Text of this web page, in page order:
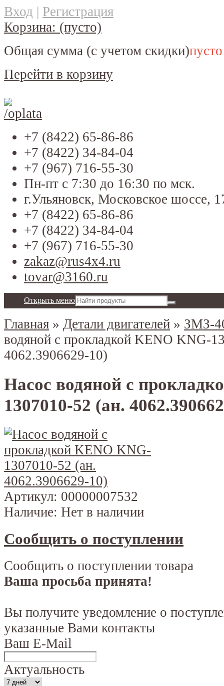
Вход | Регистрация
Корзина: (пусто)
Общая сумма (с учетом скидки)пусто
Перейти в корзину
+7 (8422) 65-86-86
+7 (8422) 34-84-04
+7 (967) 716-55-30
Пн-пт с 7:30 до 16:30 по мск.
г.Ульяновск, Московское шоссе,
+7 (8422) 65-86-86
+7 (8422) 34-84-04
+7 (967) 716-55-30
zakaz@rus4x4.ru
tovar@3160.ru
Открыть меню
Главная » Детали двигателей » ЗМЗ-
водяной с прокладкой KENO KNG-
4062.3906629-10)
Насос водяной с
1307010-52 (ан.
Артикул: 00000007532
Наличие: Нет в наличии
Сообщить о поступлении
Сообщить о поступлении товара
Ваша просьба принята!
Вы получите уведомление о
указанные Вами контакты
Ваш E-Mail
Актуальность